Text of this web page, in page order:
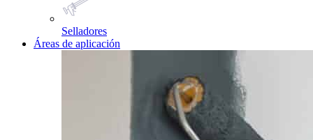
Selladores
Áreas de aplicación